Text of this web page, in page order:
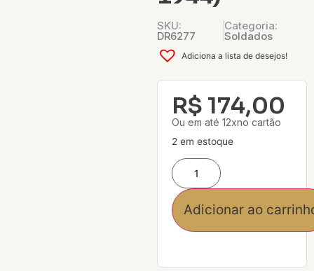
SKU:
DR6277
Categoria:
Soldados
Adiciona a lista de desejos!
R$ 174,00
Ou em até 12xno cartão
2 em estoque
Adicionar ao